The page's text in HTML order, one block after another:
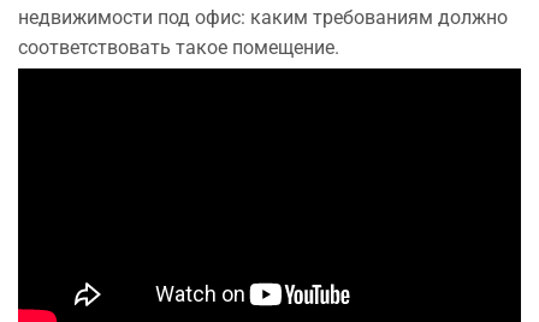
недвижимости под офис: каким требованиям должно
соответствовать такое помещение.